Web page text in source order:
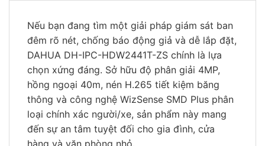
Nếu bạn đang tìm một giải pháp giám sát ban
đêm rõ nét, chống báo động giả và dễ lắp đặt,
DAHUA DH-IPC-HDW2441T-ZS chính là lựa
chọn xứng đáng. Sở hữu độ phân giải 4MP,
hồng ngoại 40m, nén H.265 tiết kiệm băng
thông và công nghệ WizSense SMD Plus phân
loại chính xác người/xe, sản phẩm này mang
đến sự an tâm tuyệt đối cho gia đình, cửa